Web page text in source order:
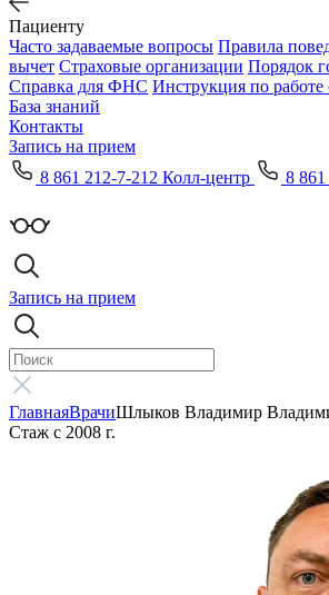
Пациенту
Часто задаваемые вопросы Правила
вычет Страховые организации Порядок
Справка для ФНС Инструкция по
База знаний
Контакты
Запись на прием
8 861 212-7-212 Колл-центр
8
Запись на прием
ГлавнаяВрачиШлыков Владимир
Стаж с 2008 г.